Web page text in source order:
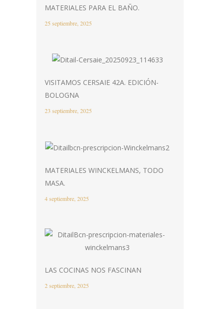
MATERIALES PARA EL BAÑO.
25 septiembre, 2025
VISITAMOS CERSAIE 42A. EDICIÓN-
BOLOGNA
23 septiembre, 2025
MATERIALES WINCKELMANS, TODO
MASA.
4 septiembre, 2025
LAS COCINAS NOS FASCINAN
2 septiembre, 2025